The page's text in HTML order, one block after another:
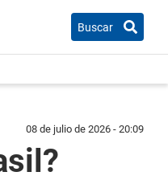
Buscar
08 de julio de 2026 - 20:09